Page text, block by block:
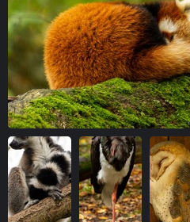
IMG 7162-1
vue 5122 fois